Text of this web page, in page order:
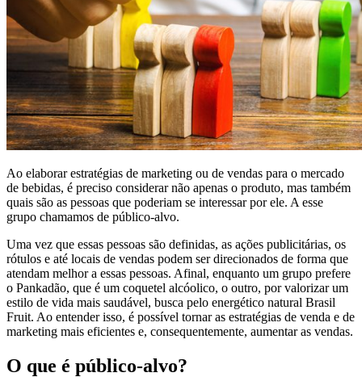
Ao elaborar estratégias de marketing ou de vendas para o mercado
de bebidas, é preciso considerar não apenas o produto, mas também
quais são as pessoas que poderiam se interessar por ele. A esse
grupo chamamos de público-alvo.
Uma vez que essas pessoas são definidas, as ações publicitárias, os
rótulos e até locais de vendas podem ser direcionados de forma que
atendam melhor a essas pessoas. Afinal, enquanto um grupo prefere
o Pankadão, que é um coquetel alcóolico, o outro, por valorizar um
estilo de vida mais saudável, busca pelo energético natural Brasil
Fruit. Ao entender isso, é possível tornar as estratégias de venda e de
marketing mais eficientes e, consequentemente, aumentar as vendas.
O que é público-alvo?